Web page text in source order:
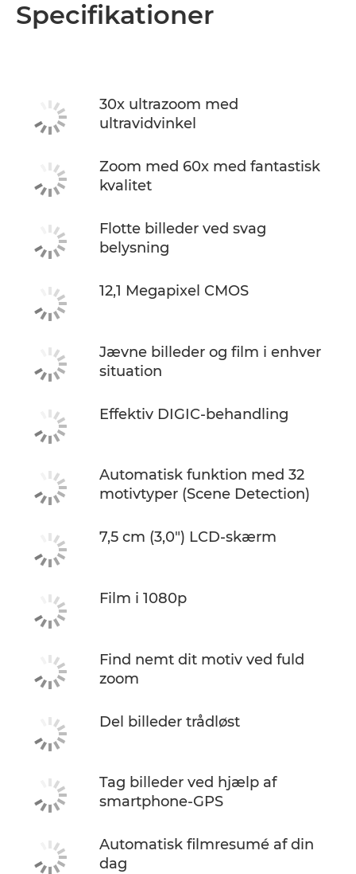
Specifikationer
30x ultrazoom med
ultravidvinkel
Zoom med 60x med fantastisk
kvalitet
Flotte billeder ved svag
belysning
12,1 Megapixel CMOS
Jævne billeder og film i enhver
situation
Effektiv DIGIC-behandling
Automatisk funktion med 32
motivtyper (Scene Detection)
7,5 cm (3,0") LCD-skærm
Film i 1080p
Find nemt dit motiv ved fuld
zoom
Del billeder trådløst
Tag billeder ved hjælp af
smartphone-GPS
Automatisk filmresumé af din
dag